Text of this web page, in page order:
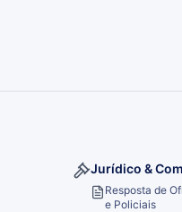
Jurídico &
Resposta de
e Policiais